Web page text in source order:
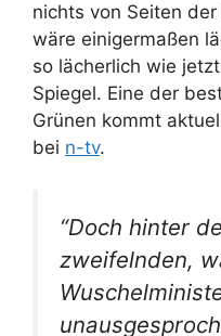
nichts von Seiten der
wäre einigermaßen
so lächerlich wie
Spiegel. Eine der
Grünen kommt
bei n-tv.
“Doch hinter
zweifelnden,